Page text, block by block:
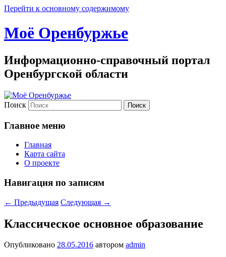
Перейти к основному содержимому
Моё Оренбуржье
Информационно-справочный портал
Оренбургской области
Поиск
Главное меню
Главная
Карта сайта
О проекте
Навигация по записям
← Предыдущая Следующая →
Клас­сическое основное образова­ние
Опубликовано 28.05.2016 автором admin